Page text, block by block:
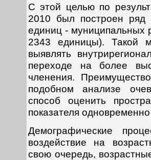
С этой целью по
2010 был построен ряд
единиц - муниципальных
2343 единицы). Такой
выявлять
переходе на более
членения.
подобном анализе
способ оценить
показателя
Демографические
воздействие на
свою очередь,